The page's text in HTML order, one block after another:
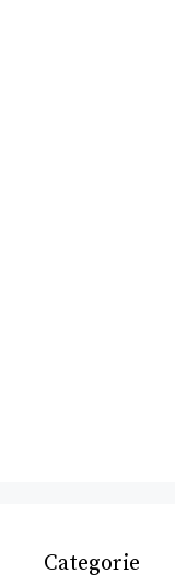
Categorie